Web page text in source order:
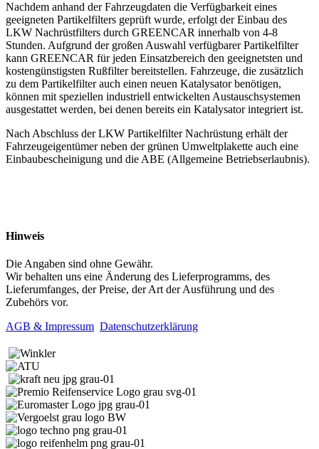
Nachdem anhand der Fahrzeugdaten die Verfügbarkeit eines
geeigneten Partikelfilters geprüft wurde, erfolgt der Einbau des
LKW Nachrüstfilters durch GREENCAR innerhalb von 4-8
Stunden. Aufgrund der großen Auswahl verfügbarer Partikelfilter
kann GREENCAR für jeden Einsatzbereich den geeignetsten und
kostengünstigsten Rußfilter bereitstellen. Fahrzeuge, die zusätzlich
zu dem Partikelfilter auch einen neuen Katalysator benötigen,
können mit speziellen industriell entwickelten Austauschsystemen
ausgestattet werden, bei denen bereits ein Katalysator integriert ist.
Nach Abschluss der LKW Partikelfilter Nachrüstung erhält der
Fahrzeugeigentümer neben der grünen Umweltplakette auch eine
Einbaubescheinigung und die ABE (Allgemeine Betriebserlaubnis).
Hinweis
Die Angaben sind ohne Gewähr.
Wir behalten uns eine Änderung des Lieferprogramms, des
Lieferumfanges, der Preise, der Art der Ausführung und des
Zubehörs vor.
AGB & Impressum Datenschutzerklärung